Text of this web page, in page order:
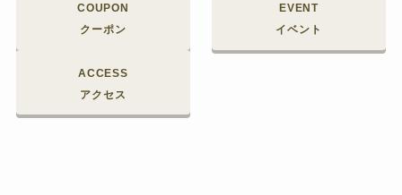
COUPON
クーポン
EVENT
イベント
ACCESS
アクセス